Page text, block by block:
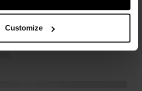
Customize
Czapka 4F Beanie CAPU318 - Czarna
31,50 zł